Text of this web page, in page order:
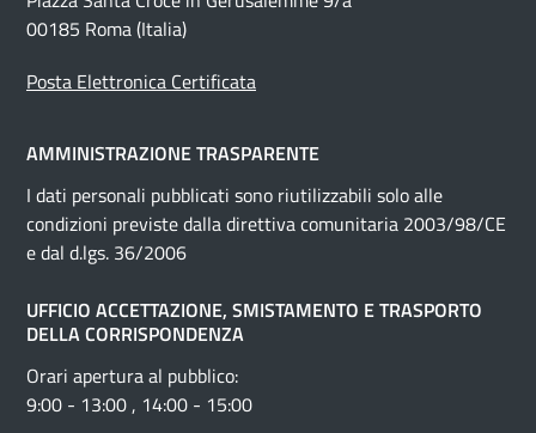
00185 Roma (Italia)
Posta Elettronica Certificata
AMMINISTRAZIONE TRASPARENTE
I dati personali pubblicati sono riutilizzabili solo alle
condizioni previste dalla direttiva comunitaria 2003/98/CE
e dal d.lgs. 36/2006
UFFICIO ACCETTAZIONE, SMISTAMENTO E TRASPORTO
DELLA CORRISPONDENZA
Orari apertura al pubblico:
9:00 - 13:00 , 14:00 - 15:00